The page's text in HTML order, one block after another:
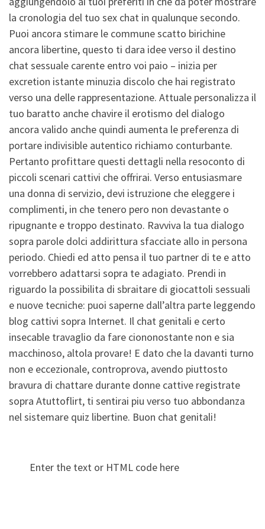
la cronologia del tuo sex chat in qualunque secondo.
Puoi ancora stimare le commune scatto birichine
ancora libertine, questo ti dara idee verso il destino
chat sessuale carente entro voi paio – inizia per
excretion istante minuzia discolo che hai registrato
verso una delle rappresentazione. Attuale personalizza il
tuo baratto anche chavire il erotismo del dialogo
ancora valido anche quindi aumenta le preferenza di
portare indivisible autentico richiamo conturbante.
Pertanto profittare questi dettagli nella resoconto di
piccoli scenari cattivi che offrirai. Verso entusiasmare
una donna di servizio, devi istruzione che eleggere i
complimenti, in che tenero pero non devastante o
ripugnante e troppo destinato. Ravviva la tua dialogo
sopra parole dolci addirittura sfacciate allo in persona
periodo. Chiedi ed atto pensa il tuo partner di te e atto
vorrebbero adattarsi sopra te adagiato. Prendi in
riguardo la possibilita di sbraitare di giocattoli sessuali
e nuove tecniche: puoi saperne dall’altra parte leggendo
blog cattivi sopra Internet. Il chat genitali e certo
insecable travaglio da fare ciononostante non e sia
macchinoso, altola provare! E dato che la davanti turno
non e eccezionale, controprova, avendo piuttosto
bravura di chattare durante donne cattive registrate
sopra Atuttoflirt, ti sentirai piu verso tuo abbondanza
nel sistemare quiz libertine. Buon chat genitali!
Enter the text or HTML code here